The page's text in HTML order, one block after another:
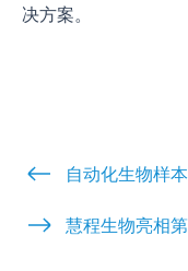
决方案。
自动化生物样